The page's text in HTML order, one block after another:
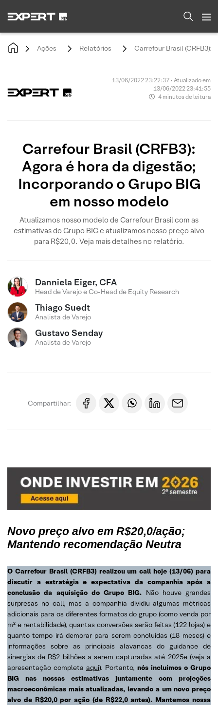
Ações Relatórios Carrefour Brasil (CRFB3):
13/06/2022 23:22:37 • Atualizado em
13/06/2022 23:41:55
4 minutos de leitura
Carrefour Brasil (CRFB3):
Agora é hora da digestão;
Incorporando o Grupo BIG
em nosso modelo
Atualizamos nosso modelo de Carrefour Brasil com as
estimativas do Grupo BIG e atualizamos nosso preço alvo
para R$20,0. Veja mais detalhes no relatório.
Danniela Eiger, CFA
Head de Varejo e Co-Head de Equity Research
Thiago Suedt
Analista de Varejo
Gustavo Senday
Analista de Varejo
Compartilhar:
Novo preço alvo em R$20,0/ação;
Mantendo recomendação Neutra
O Carrefour Brasil (CRFB3) realizou um call hoje (13/06) para
discutir a estratégia e expectativa da companhia após a
conclusão da aquisição do Grupo BIG. Não houve grandes
surpresas no call, mas a companhia dividiu algumas métricas
adicionais para os diferentes formatos do grupo (como venda por
m² e rentabilidade), quantas conversões serão feitas (122 lojas) e
quanto tempo irá demorar para serem concluídas (18 meses) e
informações sobre as principais alavancas do guidance de
sinergias de R$2 bilhões a serem capturadas até 2025e (veja a
apresentação completa aqui). Portanto, nós incluímos o Grupo
BIG nas nossas estimativas juntamente com projeções
macroeconômicas mais atualizadas, levando a um novo preço
alvo de R$20,0 por ação (de R$22,0 antes). Mantemos nossa